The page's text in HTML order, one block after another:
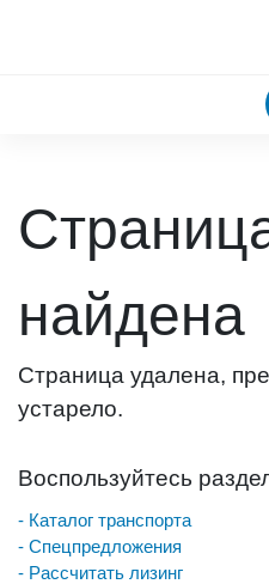
найдена
Страница удалена,
устарело.
Воспользуйтесь
- Каталог транспорта
- Спецпредложения
- Рассчитать лизинг